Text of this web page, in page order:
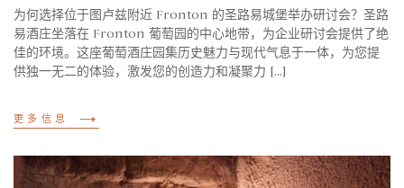
为何选择位于图卢兹附近 Fronton 的圣路易城堡举办研讨会？圣路
易酒庄坐落在 Fronton 葡萄园的中心地带，为企业研讨会提供了绝
佳的环境。这座葡萄酒庄园集历史魅力与现代气息于一体，为您提
供独一无二的体验，激发您的创造力和凝聚力 [...]
更多信息